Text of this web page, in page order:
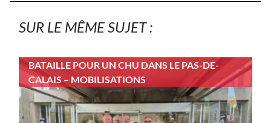
SUR LE MÊME SUJET :
BATAILLE POUR UN CHU DANS LE PAS-DE-
CALAIS – MOBILISATIONS